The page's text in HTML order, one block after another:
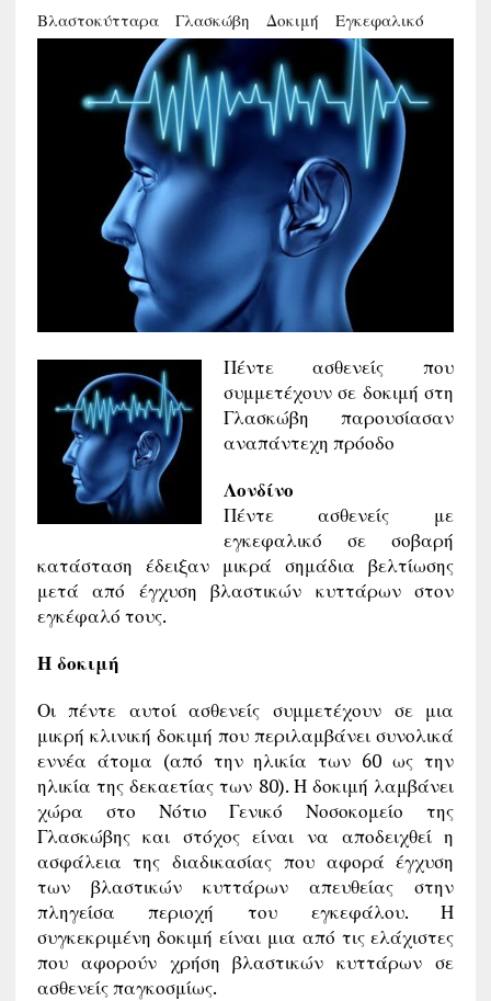
Βλαστοκύτταρα
Γλασκώβη Δοκιμή Εγκεφαλικό
Πέντε ασθενείς που
συμμετέχουν σε δοκιμή στη
Γλασκώβη παρουσίασαν
αναπάντεχη πρόοδο
Λονδίνο
Πέντε ασθενείς με
εγκεφαλικό σε σοβαρή
κατάσταση έδειξαν μικρά σημάδια βελτίωσης
μετά από έγχυση βλαστικών κυττάρων στον
εγκέφαλό τους.
Η δοκιμή
Οι πέντε αυτοί ασθενείς συμμετέχουν σε μια
μικρή κλινική δοκιμή που περιλαμβάνει συνολικά
εννέα άτομα (από την ηλικία των 60 ως την
ηλικία της δεκαετίας των 80). Η δοκιμή λαμβάνει
χώρα στο Νότιο Γενικό Νοσοκομείο της
Γλασκώβης και στόχος είναι να αποδειχθεί η
ασφάλεια της διαδικασίας που αφορά έγχυση
των βλαστικών κυττάρων απευθείας στην
πληγείσα περιοχή του εγκεφάλου. Η
συγκεκριμένη δοκιμή είναι μια από τις ελάχιστες
που αφορούν χρήση βλαστικών κυττάρων σε
ασθενείς παγκοσμίως.